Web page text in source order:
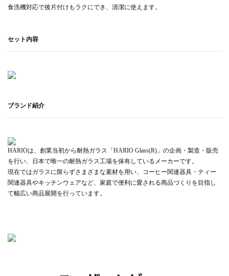
食洗機対応で後片付けもラクにでき、清潔に使えます。
セット内容
ブランド紹介
HARIOは、創業当初から耐熱ガラス「HARIO Glass(R)」の企画・製造・販売
を行い、日本で唯一の耐熱ガラス工場を保有しているメーカーです。
現在ではガラスに限らずさまざまな素材を用い、コーヒー関連器具・ティー
関連器具やキッチンウェアなど、家庭で便利に愛される商品づくりを目指し
て幅広い商品展開を行っています。